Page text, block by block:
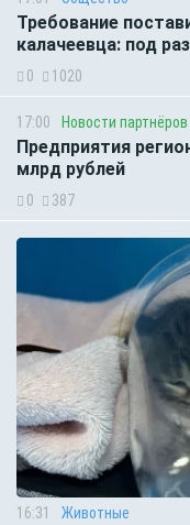
Требование
калачеевца: под
0 1020
17:00 Новости партнёров
Предприятия
млрд рублей
0 387
16:31 Животные